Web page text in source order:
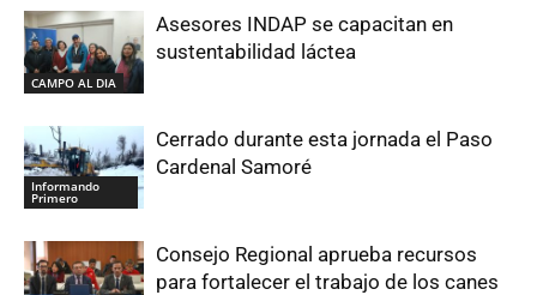
CAMPO AL DIA
Asesores INDAP se capacitan en
sustentabilidad láctea
Informando
Primero
Cerrado durante esta jornada el Paso
Cardenal Samoré
Consejo Regional aprueba recursos
para fortalecer el trabajo de los canes